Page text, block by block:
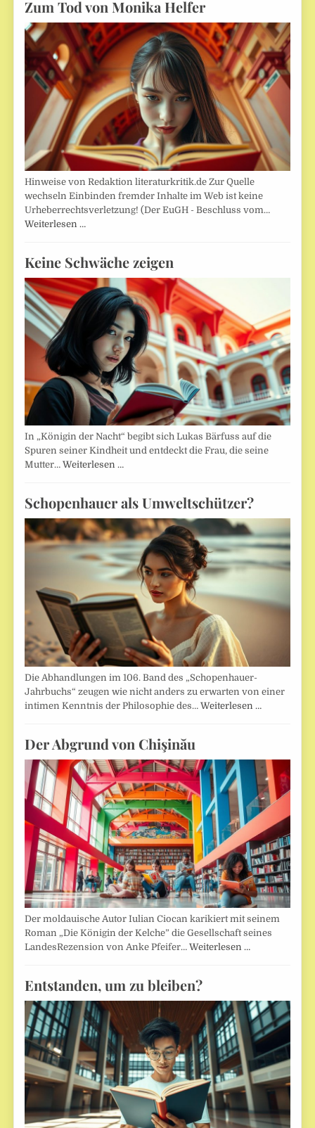
Zum Tod von Monika Helfer
Hinweise von Redaktion literaturkritik.de Zur Quelle
wechseln Einbinden fremder Inhalte im Web ist keine
Urheberrechtsverletzung! (Der EuGH - Beschluss vom…
Weiterlesen …
Keine Schwäche zeigen
In „Königin der Nacht“ begibt sich Lukas Bärfuss auf die
Spuren seiner Kindheit und entdeckt die Frau, die seine
Mutter…Weiterlesen …
Schopenhauer als Umweltschützer?
Die Abhandlungen im 106. Band des „Schopenhauer-
Jahrbuchs“ zeugen wie nicht anders zu erwarten von einer
intimen Kenntnis der Philosophie des…Weiterlesen …
Der Abgrund von Chişinău
Der moldauische Autor Iulian Ciocan karikiert mit seinem
Roman „Die Königin der Kelche” die Gesellschaft seines
LandesRezension von Anke Pfeifer…Weiterlesen …
Entstanden, um zu bleiben?